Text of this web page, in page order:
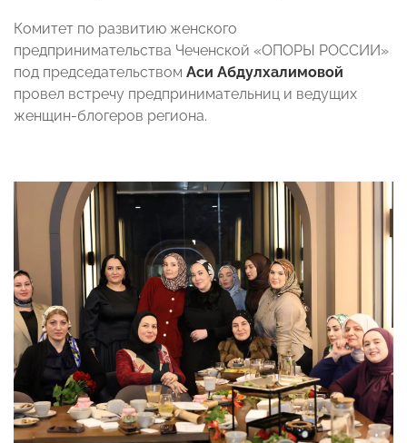
Комитет по развитию женского
предпринимательства Чеченской «ОПОРЫ РОССИИ»
под председательством Аси Абдулхалимовой
провел встречу предпринимательниц и ведущих
женщин-блогеров региона.